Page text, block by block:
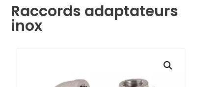
Raccords adaptateurs
inox